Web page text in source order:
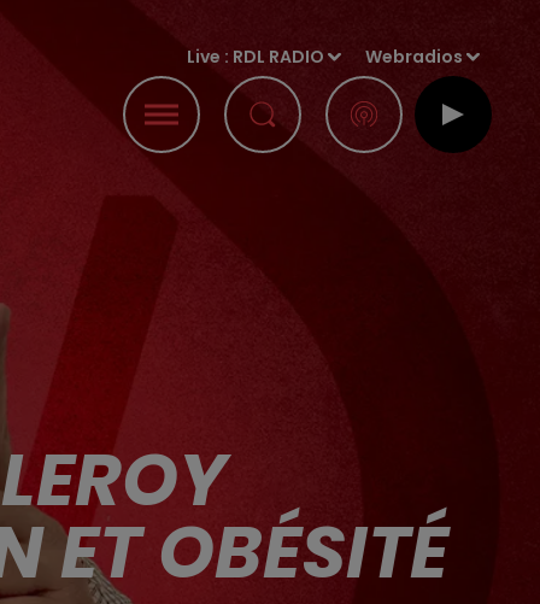
Live : RDL RADIO Webradios
ET OBÉSITÉ